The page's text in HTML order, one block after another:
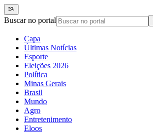
Buscar no portal
Capa
Últimas Notícias
Esporte
Eleições 2026
Política
Minas Gerais
Brasil
Mundo
Agro
Entretenimento
Eloos